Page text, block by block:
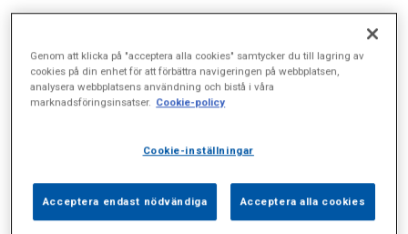
vaccinationsmottagningen på
Husläkarmottagningen och som har arbetat med
vaccinationer i över tjugo års tid.
– Vilket skydd du behöver handlar om sådant som
du är, säger hon. Det är stor skillnad på att tillbringa
en vecka på en badort i Italien och att backpacka i
Genom att klicka på "acceptera alla cookies" samtycker du till lagring av
cookies på din enhet för att förbättra navigeringen på webbplatsen,
analysera webbplatsens användning och bistå i våra
marknadsföringsinsatser. Cookie-policy
Cookie-inställningar
Acceptera endast nödvändiga Acceptera alla cookies